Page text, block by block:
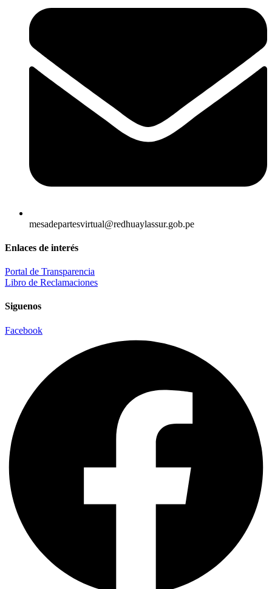
mesadepartesvirtual@redhuaylassur.gob.pe
Enlaces de interés
Portal de Transparencia
Libro de Reclamaciones
Siguenos
Facebook